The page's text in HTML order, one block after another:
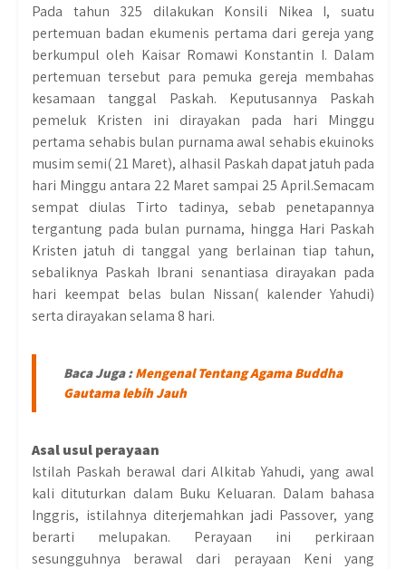
Pada tahun 325 dilakukan Konsili Nikea I, suatu
pertemuan badan ekumenis pertama dari gereja yang
berkumpul oleh Kaisar Romawi Konstantin I. Dalam
pertemuan tersebut para pemuka gereja membahas
kesamaan tanggal Paskah. Keputusannya Paskah
pemeluk Kristen ini dirayakan pada hari Minggu
pertama sehabis bulan purnama awal sehabis ekuinoks
musim semi( 21 Maret), alhasil Paskah dapat jatuh pada
hari Minggu antara 22 Maret sampai 25 April.Semacam
sempat diulas Tirto tadinya, sebab penetapannya
tergantung pada bulan purnama, hingga Hari Paskah
Kristen jatuh di tanggal yang berlainan tiap tahun,
sebaliknya Paskah Ibrani senantiasa dirayakan pada
hari keempat belas bulan Nissan( kalender Yahudi)
serta dirayakan selama 8 hari.
Baca Juga :Mengenal Tentang Agama Buddha
Gautama lebih Jauh
Asal usul perayaan
Istilah Paskah berawal dari Alkitab Yahudi, yang awal
kali dituturkan dalam Buku Keluaran. Dalam bahasa
Inggris, istilahnya diterjemahkan jadi Passover, yang
berarti melupakan. Perayaan ini perkiraan
sesungguhnya berawal dari perayaan Keni yang